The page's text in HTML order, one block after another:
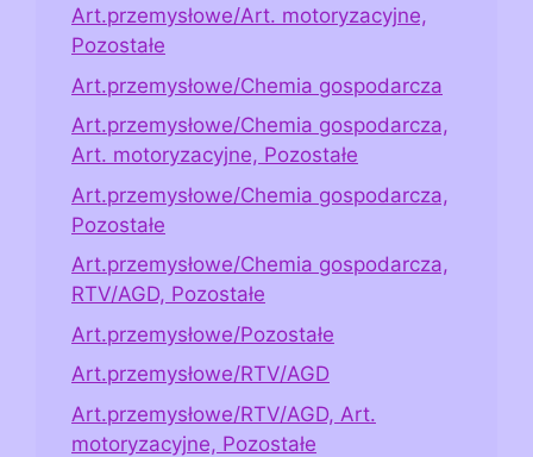
Art.przemysłowe/Art. motoryzacyjne,
Pozostałe
Art.przemysłowe/Chemia gospodarcza
Art.przemysłowe/Chemia gospodarcza,
Art. motoryzacyjne, Pozostałe
Art.przemysłowe/Chemia gospodarcza,
Pozostałe
Art.przemysłowe/Chemia gospodarcza,
RTV/AGD, Pozostałe
Art.przemysłowe/Pozostałe
Art.przemysłowe/RTV/AGD
Art.przemysłowe/RTV/AGD, Art.
motoryzacyjne, Pozostałe